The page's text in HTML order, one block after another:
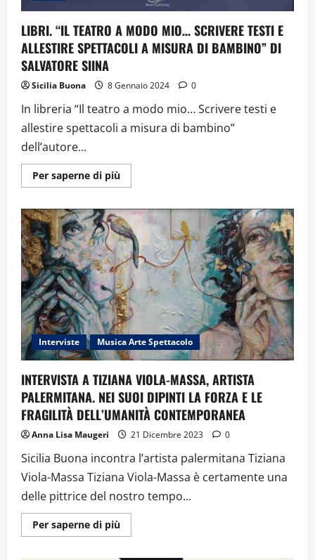
LIBRI. “IL TEATRO A MODO MIO… SCRIVERE TESTI E
ALLESTIRE SPETTACOLI A MISURA DI BAMBINO” DI
SALVATORE SIINA
Sicilia Buona 8 Gennaio 2024 0
In libreria “Il teatro a modo mio… Scrivere testi e
allestire spettacoli a misura di bambino”
dell’autore...
Per saperne di piùUlteriori
informazioni
“IL
TEATRO
A
MODO
MIO…
SCRIVERE
TESTI
E
ALLESTIRE
SPETTACOLI
A
MISURA
DI
BAMBINO”
DI
SALVATORE
SIINA
Interviste Musica Arte Spettacolo
INTERVISTA A TIZIANA VIOLA-MASSA, ARTISTA
PALERMITANA. NEI SUOI DIPINTI LA FORZA E LE
FRAGILITÀ DELL’UMANITÀ CONTEMPORANEA
Anna Lisa Maugeri 21 Dicembre 2023 0
Sicilia Buona incontra l’artista palermitana Tiziana
Viola-Massa Tiziana Viola-Massa è certamente una
delle pittrice del nostro tempo...
Per saperne di piùUlteriori
informazioni